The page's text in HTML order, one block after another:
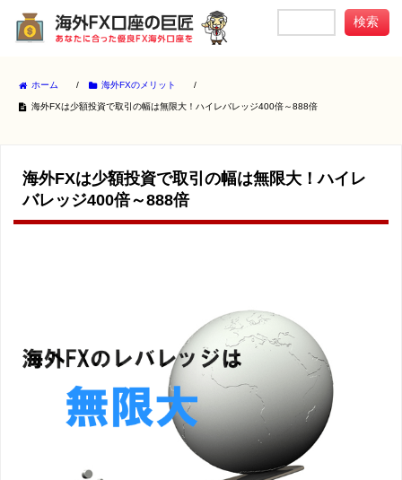
ホーム / 海外FXのメリット /
海外FXは少額投資で取引の幅は無限大！ハイレバレッジ400倍～888倍
海外FXは少額投資で取引の幅は無限大！ハイレ
バレッジ400倍～888倍